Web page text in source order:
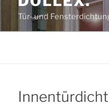
Tür- und